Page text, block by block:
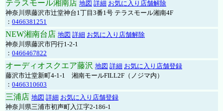
テラスモール湘南店 地図 詳細 お気に入り店舗解除
神奈川県藤沢市辻堂神台1丁目3番1号 テラスモール湘南4F
： 0466381251
NEW湘南台店 地図 詳細 お気に入り店舗解除
神奈川県藤沢市円行1-2-1
： 0466467822
オーディオスクエア藤沢 地図 詳細 お気に入り店舗登録
藤沢市辻堂新町4-1-1 湘南モールFILL2F（ノジマ内）
： 0466310603
三浦店 地図 詳細 お気に入り店舗登録
神奈川県三浦市初声町入江字2-186-1